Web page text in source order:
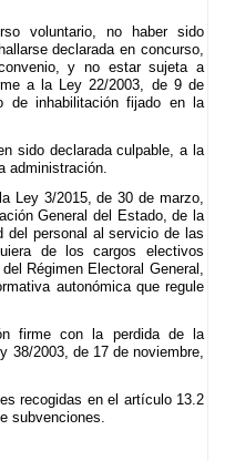
voluntario, no haber sido
declarada en concurso,
y no estar sujeta a
a la Ley 22/2003, de 9 de
de inhabilitación fijado en la
sido declarada culpable, a la
administración.
Ley 3/2015, de 30 de marzo,
General del Estado, de la
del personal al servicio de las
de los cargos electivos
Régimen Electoral General,
autonómica que regule
firme con la perdida de la
38/2003, de 17 de noviembre,
recogidas en el artículo 13.2
subvenciones.